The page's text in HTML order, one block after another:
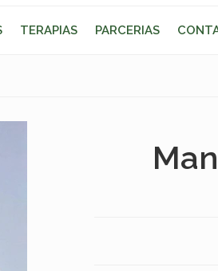
TERAPIAS PARCERIAS